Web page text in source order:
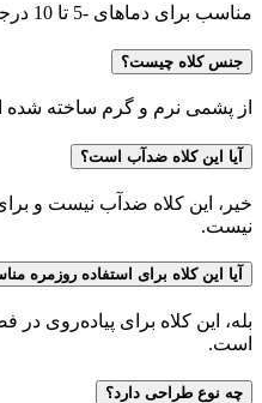
مناسب برای دماهای -5 تا 10 درجه سانتی‌گراد است.
جنس کلاه چیست؟
از پشمی نرم و گرم ساخته
آیا این کلاه ضدآب است؟
خیر، این کلاه ضدآب نیست و
نیست.
آیا این کلاه برای استفاده روزمره
بله، این کلاه برای پیاده‌روی
است.
چه نوع طراحی دارد؟